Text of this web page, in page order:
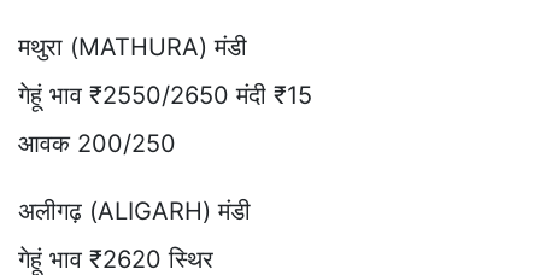
मथुरा (MATHURA) मंडी
गेहूं भाव ₹2550/2650 मंदी ₹15
आवक 200/250
अलीगढ़ (ALIGARH) मंडी
गेहूं भाव ₹2620 स्थिर